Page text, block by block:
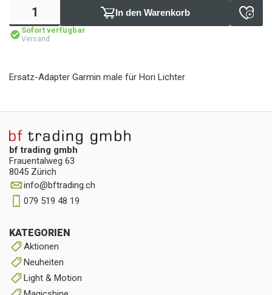
In den Warenkorb
Sofort verfügbar
Versand
Ersatz-Adapter Garmin male für Hori Lichter
bf trading gmbh
Frauentalweg 63
8045 Zürich
info@bftrading.ch
079 519 48 19
KATEGORIEN
Aktionen
Neuheiten
Light & Motion